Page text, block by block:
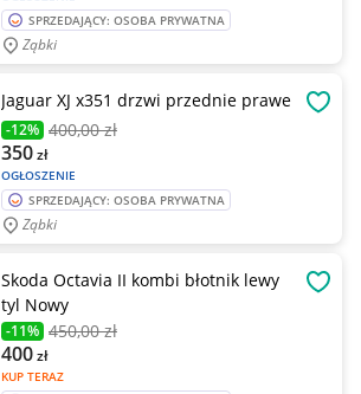
SPRZEDAJĄCY: OSOBA PRYWATNA
Ząbki
Jaguar XJ x351 drzwi przednie prawe
-12% 400,00 zł
OGŁOSZENIE
350zł
SPRZEDAJĄCY: OSOBA PRYWATNA
Ząbki
Skoda Octavia II kombi błotnik lewy
tyl Nowy
-11% 450,00 zł
KUP TERAZ
400zł